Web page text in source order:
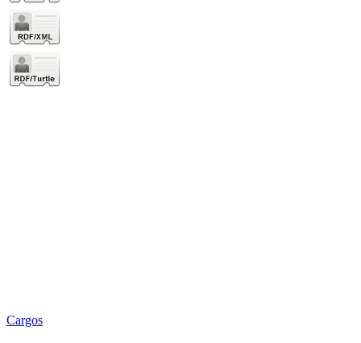
Cargos